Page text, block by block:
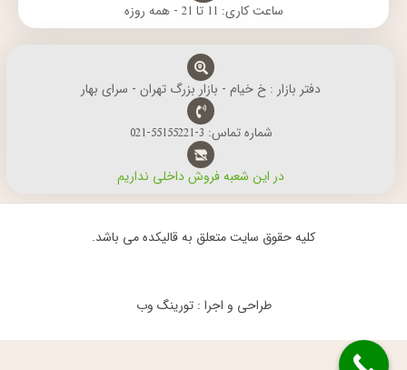
ساعت کاری: 11 تا 21 - همه روزه
دفتر بازار : خ خیام - بازار بزرگ تهران - سرای بهار
شماره تماس: 3-55155221-021
در این شعبه فروش داخلی نداریم
کلیه حقوق سایت متعلق به قالیکده می باشد.
طراحی و اجرا : تورینگ وب